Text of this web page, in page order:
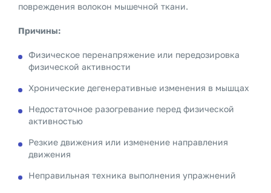
повреждения волокон мышечной ткани.
Причины:
Физическое перенапряжение или передозировка
физической активности
Хронические дегенеративные изменения в мышцах
Недостаточное разогревание перед физической
активностью
Резкие движения или изменение направления
движения
Неправильная техника выполнения упражнений